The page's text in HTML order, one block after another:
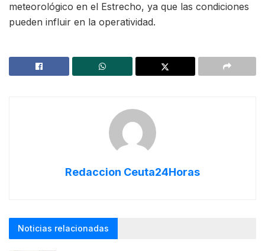
meteorológico en el Estrecho, ya que las condiciones
pueden influir en la operatividad.
Redaccion Ceuta24Horas
Noticias relacionadas